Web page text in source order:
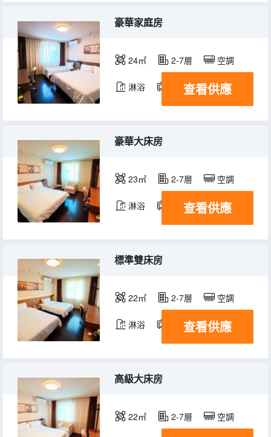
豪華家庭房
24㎡ 2-7層 空調
淋浴 電視機
查看供應
豪華大床房
23㎡ 2-7層 空調
淋浴 電視機
查看供應
標準雙床房
22㎡ 2-7層 空調
淋浴 電視機
查看供應
高級大床房
22㎡ 2-7層 空調